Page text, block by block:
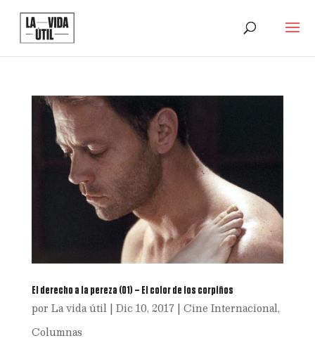
El derecho a la pereza (01) – El color de los corpiños
por La vida útil| Dic 10, 2017| Cine Internacional,
Columnas